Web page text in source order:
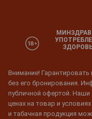
Внимание!
без его бронирования.
публичной офертой.
ценах на товар и
и табачная продукция